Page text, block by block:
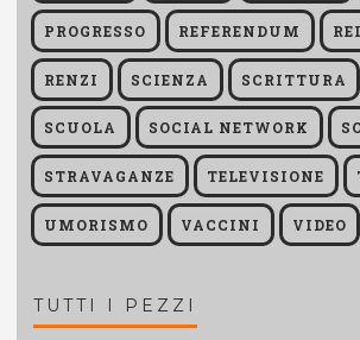
PROGRESSO REFERENDUM
RENZI SCIENZA SCRITTURA
SCUOLA SOCIAL NETWORK
STRAVAGANZE TELEVISIONE
UMORISMO VACCINI VIDEO
TUTTI I PEZZI